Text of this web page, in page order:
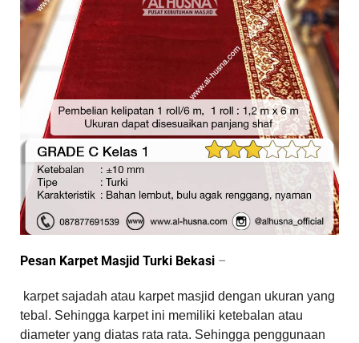
Pesan Karpet Masjid Turki Bekasi –
karpet sajadah atau karpet masjid dengan ukuran yang
tebal. Sehingga karpet ini memiliki ketebalan atau
diameter yang diatas rata rata. Sehingga penggunaan